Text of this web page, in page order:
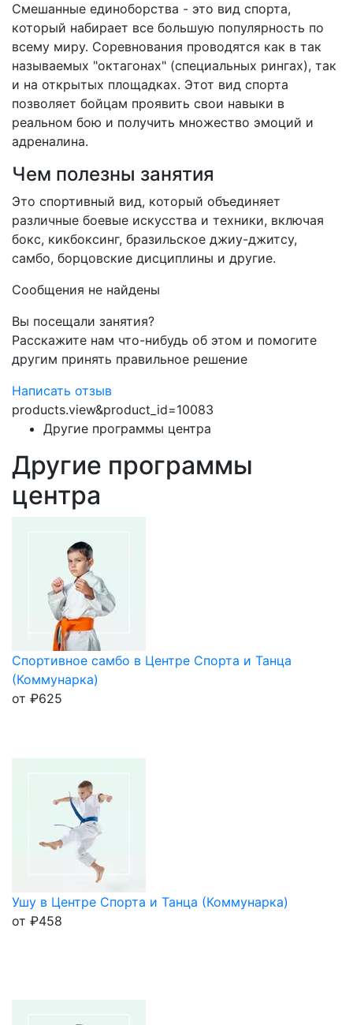
Смешанные единоборства - это вид спорта,
который набирает все большую популярность по
всему миру. Соревнования проводятся как в так
называемых "октагонах" (специальных рингах), так
и на открытых площадках. Этот вид спорта
позволяет бойцам проявить свои навыки в
реальном бою и получить множество эмоций и
адреналина.
Чем полезны занятия
Это спортивный вид, который объединяет
различные боевые искусства и техники, включая
бокс, кикбоксинг, бразильское джиу-джитсу,
самбо, борцовские дисциплины и другие.
Сообщения не найдены
Вы посещали занятия?
Расскажите нам что-нибудь об этом и помогите
другим принять правильное решение
Написать отзыв
products.view&product_id=10083
Другие программы центра
Другие программы
центра
Спортивное самбо в Центре Спорта и Танца
(Коммунарка)
от ₽625
Ушу в Центре Спорта и Танца (Коммунарка)
от ₽458